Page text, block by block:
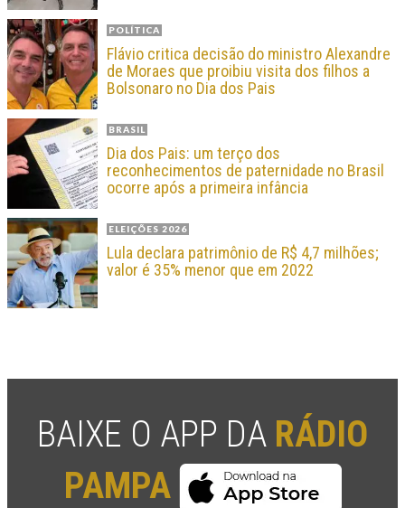
POLÍTICA
Flávio critica decisão do ministro Alexandre
de Moraes que proibiu visita dos filhos a
Bolsonaro no Dia dos Pais
BRASIL
Dia dos Pais: um terço dos
reconhecimentos de paternidade no Brasil
ocorre após a primeira infância
ELEIÇÕES 2026
Lula declara patrimônio de R$ 4,7 milhões;
valor é 35% menor que em 2022
BAIXE O APP DA RÁDIO
PAMPA